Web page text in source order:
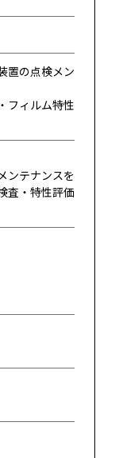
置の点検メン
フィルム特性
ンテナンスを
査・特性評価